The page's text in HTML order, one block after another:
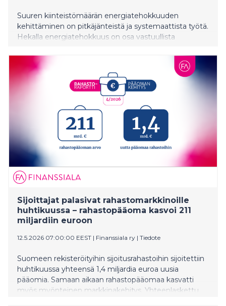
Suuren kiinteistömäärän energiatehokkuuden
kehittäminen on pitkäjänteistä ja systemaattista työtä.
Hekalla energiatehokkuus on osa vastuullista
kohtuuhintaisen asumisen turvaamista helsinkiläisille
nyt ja tulevaisuudessa.
Sijoittajat palasivat rahastomarkkinoille
huhtikuussa – rahastopääoma kasvoi 211
miljardiin euroon
12.5.2026 07:00:00 EEST | Finanssiala ry | Tiedote
Suomeen rekisteröityihin sijoitusrahastoihin sijoitettiin
huhtikuussa yhteensä 1,4 miljardia euroa uusia
pääomia. Samaan aikaan rahastopääomaa kasvatti
myös myönteinen markkinakehitys. Yhteenlaskettu